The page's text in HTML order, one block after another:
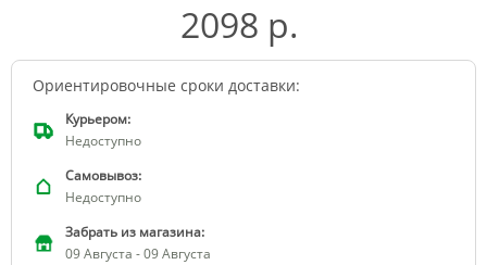
2098 р.
Ориентировочные сроки доставки:
Курьером:
Недоступно
Самовывоз:
Недоступно
Забрать из магазина:
09 Августа - 09 Августа